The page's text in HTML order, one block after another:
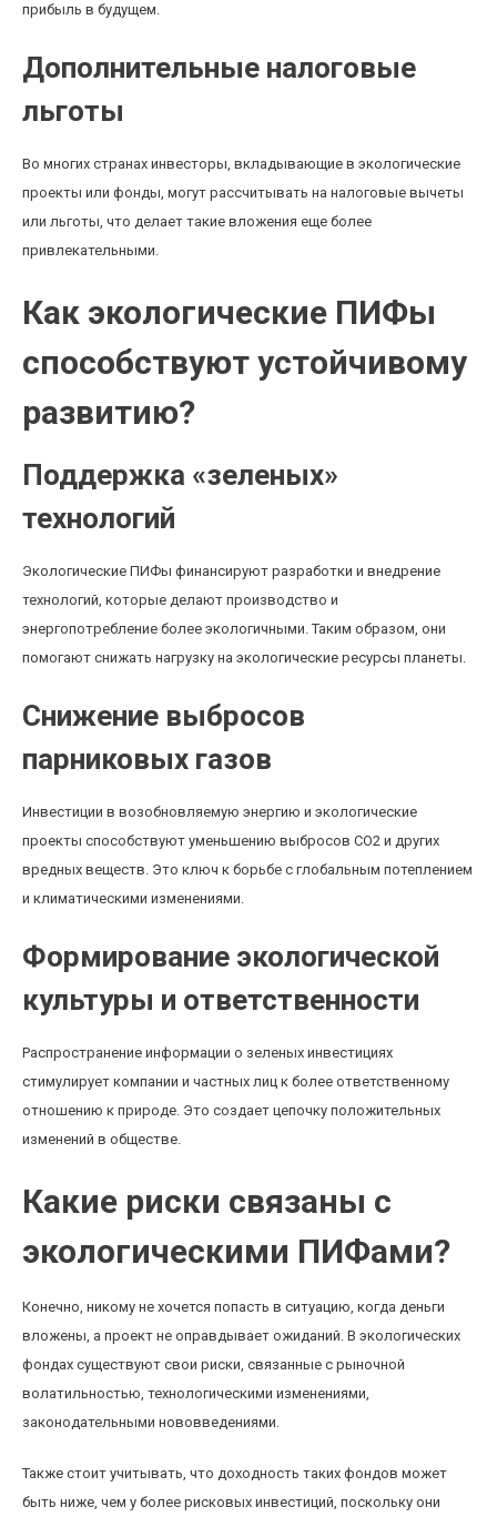
прибыль в будущем.
Дополнительные налоговые
льготы
Во многих странах инвесторы, вкладывающие в экологические
проекты или фонды, могут рассчитывать на налоговые вычеты
или льготы, что делает такие вложения еще более
привлекательными.
Как экологические ПИФы
способствуют устойчивому
развитию?
Поддержка «зеленых»
технологий
Экологические ПИФы финансируют разработки и внедрение
технологий, которые делают производство и
энергопотребление более экологичными. Таким образом, они
помогают снижать нагрузку на экологические ресурсы планеты.
Снижение выбросов
парниковых газов
Инвестиции в возобновляемую энергию и экологические
проекты способствуют уменьшению выбросов CO2 и других
вредных веществ. Это ключ к борьбе с глобальным потеплением
и климатическими изменениями.
Формирование экологической
культуры и ответственности
Распространение информации о зеленых инвестициях
стимулирует компании и частных лиц к более ответственному
отношению к природе. Это создает цепочку положительных
изменений в обществе.
Какие риски связаны с
экологическими ПИФами?
Конечно, никому не хочется попасть в ситуацию, когда деньги
вложены, а проект не оправдывает ожиданий. В экологических
фондах существуют свои риски, связанные с рыночной
волатильностью, технологическими изменениями,
законодательными нововведениями.
Также стоит учитывать, что доходность таких фондов может
быть ниже, чем у более рисковых инвестиций, поскольку они